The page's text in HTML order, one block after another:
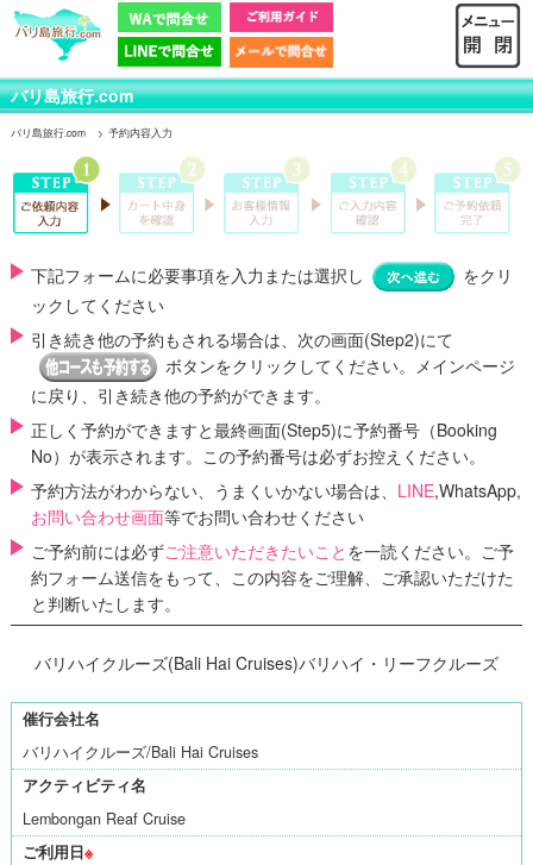
バリ島旅行.com
バリ島旅行.com 予約内容入力
下記フォームに必要事項を入力または選択し
をクリ
ックしてください
引き続き他の予約もされる場合は、次の画面(Step2)にて
ボタンをクリックしてください。メインページ
に戻り、引き続き他の予約ができます。
正しく予約ができますと最終画面(Step5)に予約番号（Booking
No） が表示されます。この予約番号は必ずお控えください。
予約方法がわからない、うまくいかない場合は、 LINE,WhatsApp,
お問い合わせ画面等でお問い合わせください
ご予約前には必ずご注意いただきたいこと を一読ください。ご予
約フォーム送信をもって、この内容をご理解、ご承認いただけた
と判断いたします。
バリハイクルーズ(Bali Hai Cruises)バリハイ・リーフクルーズ
催行会社名
バリハイクルーズ/Bali Hai Cruises
アクティビティ名
Lembongan Reaf Cruise
ご利用日※